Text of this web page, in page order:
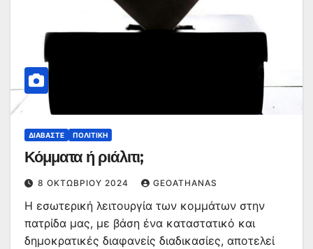
ΔΙΑΒΆΣΤΕ ΠΟΛΙΤΙΚΉ
Κόμματα ή ριάλιτι;
8 ΟΚΤΩΒΡΊΟΥ 2024 GEOATHANAS
Η εσωτερική λειτουργία των κομμάτων στην
πατρίδα μας, με βάση ένα καταστατικό και
δημοκρατικές διαφανείς διαδικασίες, αποτελεί